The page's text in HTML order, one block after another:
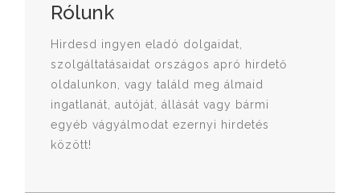
Rólunk
Hirdesd ingyen eladó dolgaidat,
szolgáltatásaidat országos apró hirdető
oldalunkon, vagy találd meg álmaid
ingatlanát, autóját, állását vagy bármi
egyéb vágyálmodat ezernyi hirdetés
között!